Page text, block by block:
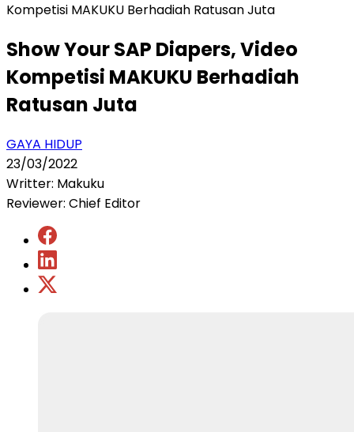
Kompetisi MAKUKU Berhadiah Ratusan Juta
Show Your SAP Diapers, Video
Kompetisi MAKUKU Berhadiah
Ratusan Juta
GAYA HIDUP
23/03/2022
Writter: Makuku
Reviewer: Chief Editor